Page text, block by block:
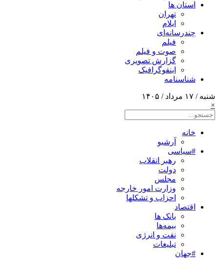
استان ها
تهران
ایلام
چندرسانه‌ای
فیلم
صوت و فیلم
گزارش تصویری
اینفوگرافیک
شناسنامه
شنبه / ۱۷ مرداد / ۱۴۰۵
×
خانه
آرشیو
#سیاسی
رهبر انقلاب
دولت
مجلس
وزارت امور خارجه
احزاب و تشکلها
اقتصاد
بانک ها
بیمه‌ها
نفت و انرژی
تبلیغات
#جهان